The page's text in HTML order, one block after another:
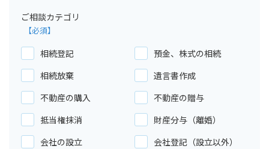
ご相談カテゴリ
相続登記
預金、株式の相続
相続放棄
遺言書作成
不動産の購入
不動産の贈与
抵当権抹消
財産分与（離婚）
会社の設立
会社登記（設立以外）